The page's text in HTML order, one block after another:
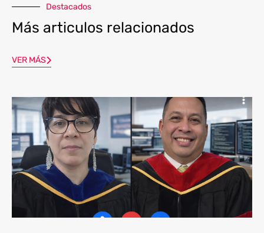
Destacados
Más articulos relacionados
VER MÁS